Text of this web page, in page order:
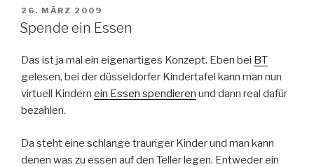
Aktionsvideo
–
Welt
braucht
dich“
VERÖFFENTLICHT
AM
26. MÄRZ 2009
Spende ein Essen
Das ist ja mal ein eigenartiges Konzept. Eben bei BT
gelesen, bei der düsseldorfer Kindertafel kann man nun
virtuell Kindern ein Essen spendieren und dann real dafür
bezahlen.
Da steht eine schlange trauriger Kinder und man kann
denen was zu essen auf den Teller legen. Entweder ein